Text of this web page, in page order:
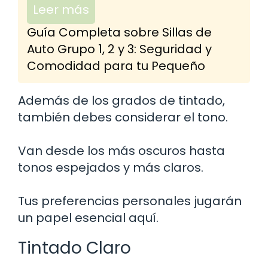
Leer más
Guía Completa sobre Sillas de
Auto Grupo 1, 2 y 3: Seguridad y
Comodidad para tu Pequeño
Además de los grados de tintado,
también debes considerar el tono.
Van desde los más oscuros hasta
tonos espejados y más claros.
Tus preferencias personales jugarán
un papel esencial aquí.
Tintado Claro